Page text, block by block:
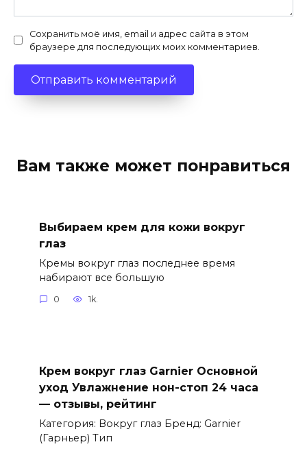
Сохранить моё имя, email и адрес сайта в этом
браузере для последующих моих комментариев.
Вам также может понравиться
Выбираем крем для кожи вокруг
глаз
Кремы вокруг глаз последнее время
набирают все большую
0 1k.
Крем вокруг глаз Garnier Основной
уход Увлажнение нон-стоп 24 часа
— отзывы, рейтинг
Категория: Вокруг глаз Бренд: Garnier
(Гарньер) Тип